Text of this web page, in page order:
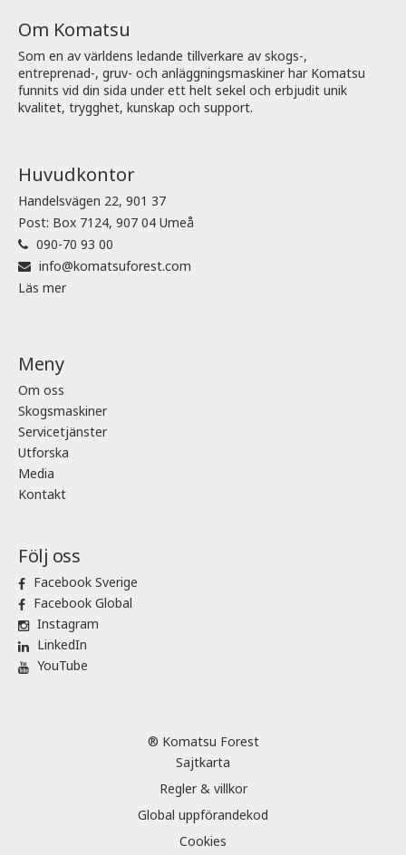
Om Komatsu
Som en av världens ledande tillverkare av skogs-,
entreprenad-, gruv- och anläggningsmaskiner har Komatsu
funnits vid din sida under ett helt sekel och erbjudit unik
kvalitet, trygghet, kunskap och support.
Huvudkontor
Handelsvägen 22, 901 37
Post: Box 7124, 907 04 Umeå
090-70 93 00
info@komatsuforest.com
Läs mer
Meny
Om oss
Skogsmaskiner
Servicetjänster
Utforska
Media
Kontakt
Följ oss
Facebook Sverige
Facebook Global
Instagram
LinkedIn
YouTube
® Komatsu Forest
Sajtkarta
Regler & villkor
Global uppförandekod
Cookies